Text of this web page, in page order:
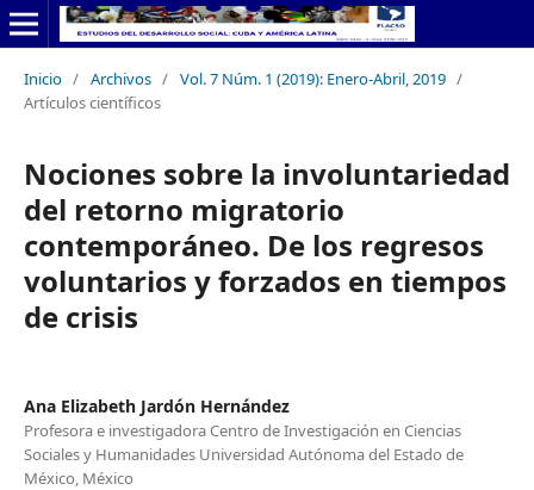
Inicio / Archivos / Vol. 7 Núm. 1 (2019): Enero-Abril, 2019 /
Artículos científicos
Nociones sobre la involuntariedad
del retorno migratorio
contemporáneo. De los regresos
voluntarios y forzados en tiempos
de crisis
Ana Elizabeth Jardón Hernández
Profesora e investigadora Centro de Investigación en Ciencias
Sociales y Humanidades Universidad Autónoma del Estado de
México, México